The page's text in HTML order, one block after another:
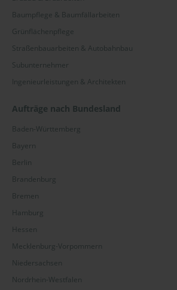
Baumpflege & Baumfällarbeiten
Grünflächenpflege
Straßenbauarbeiten & Autobahnbau
Subunternehmer
Ingenieurleistungen & Architekten
Aufträge nach Bundesland
Baden-Württemberg
Bayern
Berlin
Brandenburg
Bremen
Hamburg
Hessen
Mecklenburg-Vorpommern
Niedersachsen
Nordrhein-Westfalen